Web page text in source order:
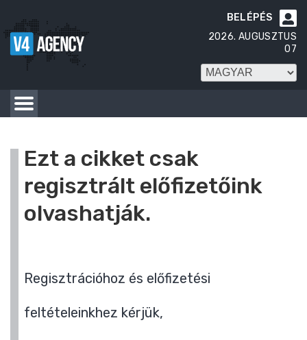

BELÉPÉS
2026. AUGUSZTUS
07
Ezt a cikket csak
regisztrált előfizetőink
olvashatják.
Regisztrációhoz és előfizetési
feltételeinkhez kérjük,